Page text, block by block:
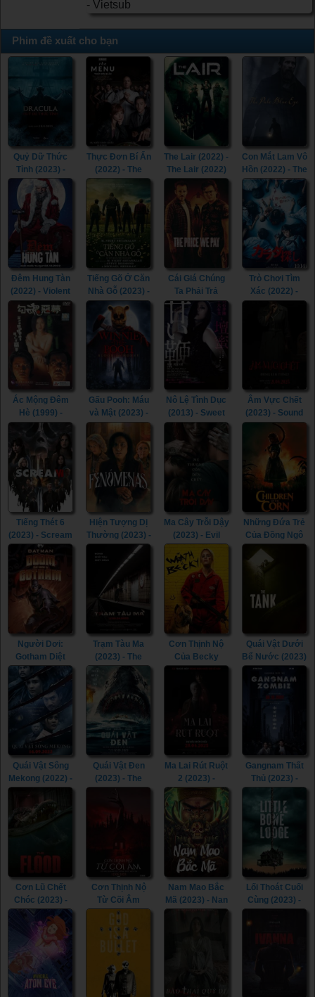
Phim đề xuất cho bạn
Quỷ Dữ Thức
Tỉnh (2023) -
The Last
Voyage of the
Demeter (2023)
Thực Đơn Bí Ẩn
(2022) - The
The Lair (2022) -
The Lair (2022)
Con Mắt Lam Vô
Hồn (2022) - The
Pale Blue Eye
(2022)
Đêm Hung Tàn
(2022) - Violent
Night (2022)
Tiếng Gõ Ở Căn
Nhà Gỗ (2023) -
Knock at the
Cabin (2023)
Cái Giá Chúng
Ta Phải Trả
(2023) - The
Price We Pay
(2023)
Trò Chơi Tìm
Xác (2022) -
Re/Member
Ác Mộng Đêm
Hè (1999) -
Erotic
Nightmare
(1999)
Gấu Pooh: Máu
và Mật (2023) -
Winnie-the-
Pooh: Blood and
Honey (2023)
Nô Lệ Tình Dục
(2013) - Sweet
Whip (2013)
Âm Vực Chết
(2023) - Sound
(2023)
Tiếng Thét 6
(2023) - Scream
VI (2023)
Hiện Tượng Dị
Thường (2023) -
Phenomena
(2023)
Ma Cây Trỗi Dậy
(2023) - Evil
Dead Rise
(2023)
Những Đứa Trẻ
Của Đồng Ngô
(2020) -
Children of the
Người Dơi:
Gotham Diệt
Vong (2023) -
Batman: The
Doom That
Came to
Gotham (2023)
Trạm Tàu Ma
(2023) - The
Ghost Station
(2023)
Cơn Thịnh Nộ
Của Becky
(2023)
Quái Vật Dưới
Bể Nước (2023)
- The Tank
(2023)
Quái Vật Sông
Mekong (2022) -
The Lake (2022)
Quái Vật Đen
(2023) - The
Ma Lai Rút Ruột
2 (2023) -
Inhuman Kiss 2
(2023)
Gangnam Thất
Thủ (2023) -
Zombie (2023)
Cơn Lũ Chết
Chóc (2023) -
The Flood
(2023)
Cơn Thịnh Nộ
Từ Cõi Âm
(2022) - The
Accursed
(2022)
Nam Mao Bắc
Mã (2023) - Nan
Lối Thoát Cuối
Cùng (2023) -
Lodge (2023)